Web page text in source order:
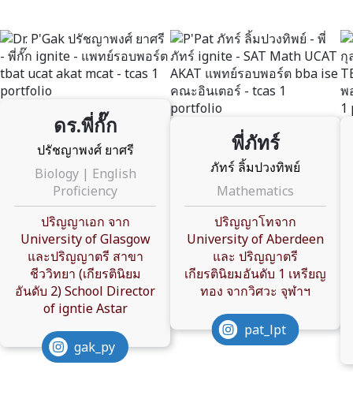
ดร.พี่กั๊ก
ปรัชญาพงศ์ ยาศรี
Biology | English
Proficiency
ปริญญาเอก จาก
University of Glasgow
และปริญญาตรี สาขา
ชีววิทยา (เกียรตินิยม
อันดับ 2) School Director
of igntie Astar
gak_py
พี่ภัทร์
ภัทร์ ลิ้มปวงทิพย์
Mathematics
ปริญญาโทจาก
University of Aberdeen
และ ปริญญาตรี
เกียรตินิยมอันดับ 1 เหรียญ
ทอง จากวิศวะ จุฬาฯ
pat_lpt